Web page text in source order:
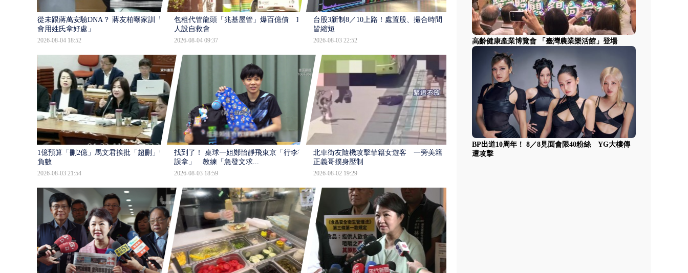
從未跟蔣萬安驗DNA？ 蔣友柏曝家訓「不
會用姓氏拿好處」
2026-08-04 18:52
包租代管龍頭「兆基屋管」爆百億債 187
人設自救會
2026-08-04 09:37
台股3新制8／10上路！處置股、撮合時間
皆縮短
2026-08-03 22:52
1億預算「刪2億」馬文君挨批「超刪」變
負數
2026-08-03 21:54
找到了！ 桌球一姐鄭怡靜飛東京「行李被
誤拿」 教練「急發文求...
2026-08-03 18:59
北車街友隨機攻擊菲籍女遊客 一旁美籍
正義哥撲身壓制
2026-08-02 19:29
高齡健康產業博覽會 「臺灣農業樂活館」登場
BP出道10周年！ 8／8見面會限40粉絲 YG大樓傳
遭攻擊